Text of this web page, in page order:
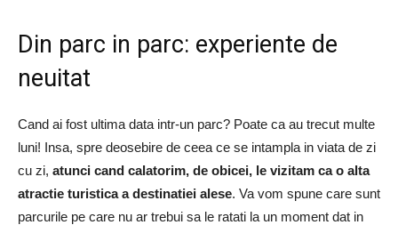
Din parc in parc: experiente de
neuitat
Cand ai fost ultima data intr-un parc? Poate ca au trecut multe
luni! Insa, spre deosebire de ceea ce se intampla in viata de zi
cu zi, atunci cand calatorim, de obicei, le vizitam ca o alta
atractie turistica a destinatiei alese. Va vom spune care sunt
parcurile pe care nu ar trebui sa le ratati la un moment dat in